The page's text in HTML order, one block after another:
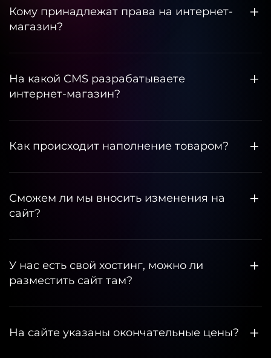
Кому принадлежат права на интернет-
магазин?
На какой CMS разрабатываете
интернет-магазин?
Как происходит наполнение товаром?
Сможем ли мы вносить изменения на
сайт?
У нас есть свой хостинг, можно ли
разместить сайт там?
На сайте указаны окончательные цены?